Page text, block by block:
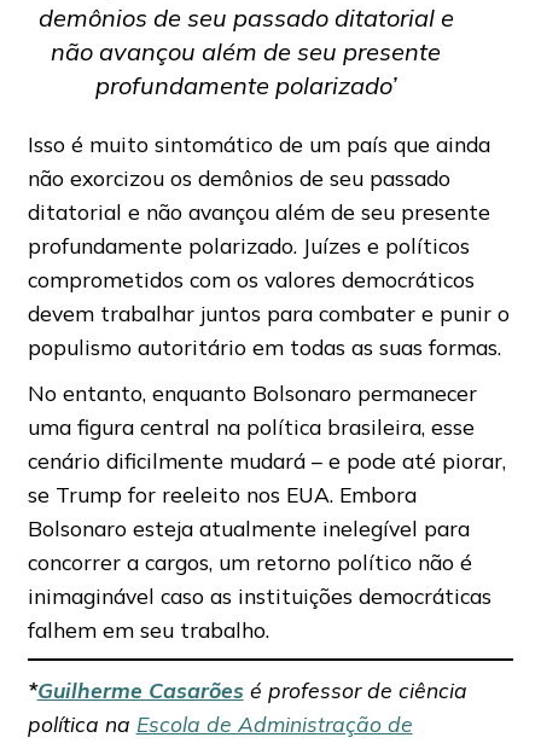
demônios de seu passado ditatorial e
não avançou além de seu presente
profundamente polarizado’
Isso é muito sintomático de um país que ainda
não exorcizou os demônios de seu passado
ditatorial e não avançou além de seu presente
profundamente polarizado. Juízes e políticos
comprometidos com os valores democráticos
devem trabalhar juntos para combater e punir o
populismo autoritário em todas as suas formas.
No entanto, enquanto Bolsonaro permanecer
uma figura central na política brasileira, esse
cenário dificilmente mudará – e pode até piorar,
se Trump for reeleito nos EUA. Embora
Bolsonaro esteja atualmente inelegível para
concorrer a cargos, um retorno político não é
inimaginável caso as instituições democráticas
falhem em seu trabalho.
*Guilherme Casarões é professor de ciência
política na Escola de Administração de